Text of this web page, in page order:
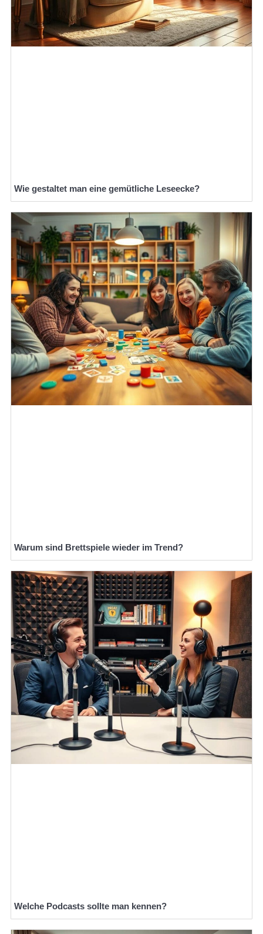
Wie gestaltet man eine gemütliche Leseecke?
Warum sind Brettspiele wieder im Trend?
Welche Podcasts sollte man kennen?